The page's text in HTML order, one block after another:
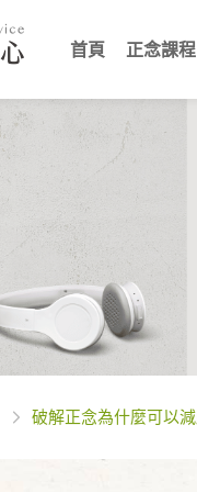
首頁 正念課程
破解正念為什麼可以